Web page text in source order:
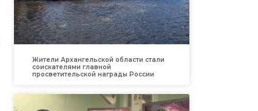
Жители Архангельской области стали
соискателями главной
просветительской награды России